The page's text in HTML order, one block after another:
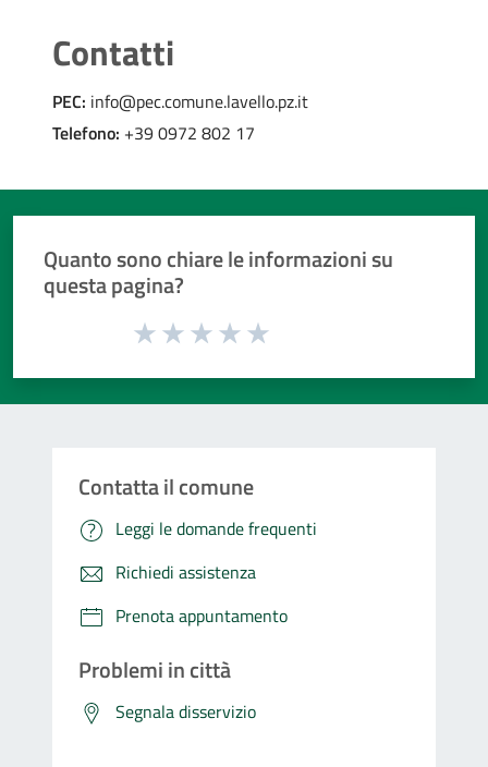
Contatti
PEC: info@pec.comune.lavello.pz.it
Telefono: +39 0972 802 17
Quanto sono chiare le informazioni su
questa pagina?
Valuta da 1 a 5 stelle la pagina
Contatta il comune
Leggi le domande frequenti
Richiedi assistenza
Prenota appuntamento
Problemi in città
Segnala disservizio